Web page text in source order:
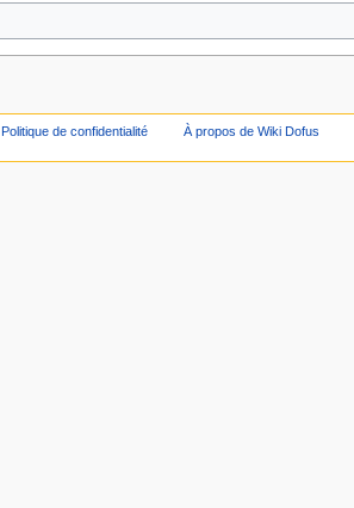
Politique de confidentialité À propos de Wiki Dofus